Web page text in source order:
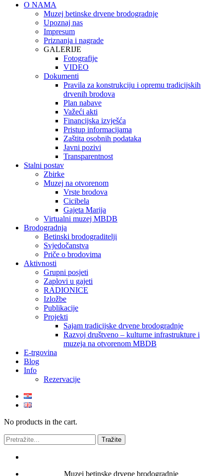
O NAMA
Muzej betinske drvene brodogradnje
Upoznaj nas
Impresum
Priznanja i nagrade
GALERIJE
Fotografije
VIDEO
Dokumenti
Pravila za konstrukciju i opremu tradicijskih
drvenih brodova
Plan nabave
Važeći akti
Financijska izvješća
Pristup informacijama
Zaštita osobnih podataka
Javni pozivi
Transparentnost
Stalni postav
Zbirke
Muzej na otvorenom
Vrste brodova
Cicibela
Gajeta Marija
Virtualni muzej MBDB
Brodogradnja
Betinski brodograditelji
Svjedočanstva
Priče o brodovima
Aktivnosti
Grupni posjeti
Zaplovi u gajeti
RADIONICE
Izložbe
Publikacije
Projekti
Sajam tradicijske drvene brodogradnje
Razvoj društveno – kulturne infrastrukture i
muzeja na otvorenom MBDB
E-trgovina
Blog
Info
Rezervacije
No products in the cart.
Muzej betinske drvene brodogradnje